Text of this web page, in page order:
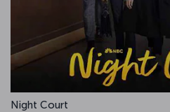
Night Court